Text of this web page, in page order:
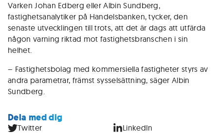
Varken Johan Edberg eller Albin Sundberg,
fastighetsanalytiker på Handelsbanken, tycker, den
senaste utvecklingen till trots, att det är dags att utfärda
någon varning riktad mot fastighetsbranschen i sin
helhet.
– Fastighetsbolag med kommersiella fastigheter styrs av
andra parametrar, främst sysselsättning, säger Albin
Sundberg.
Dela med dig
Twitter LinkedIn